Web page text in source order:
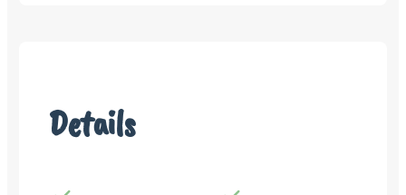
Details